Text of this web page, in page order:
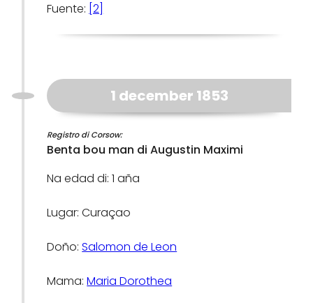
Fuente: [2]
1 december 1853
Registro di Corsow:
Benta bou man di Augustin Maximi
Na edad di: 1 aña
Lugar: Curaçao
Doño:Salomon de Leon
Mama:Maria Dorothea